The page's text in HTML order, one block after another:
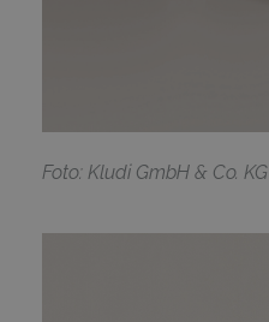
Foto: Kludi GmbH & Co. KG